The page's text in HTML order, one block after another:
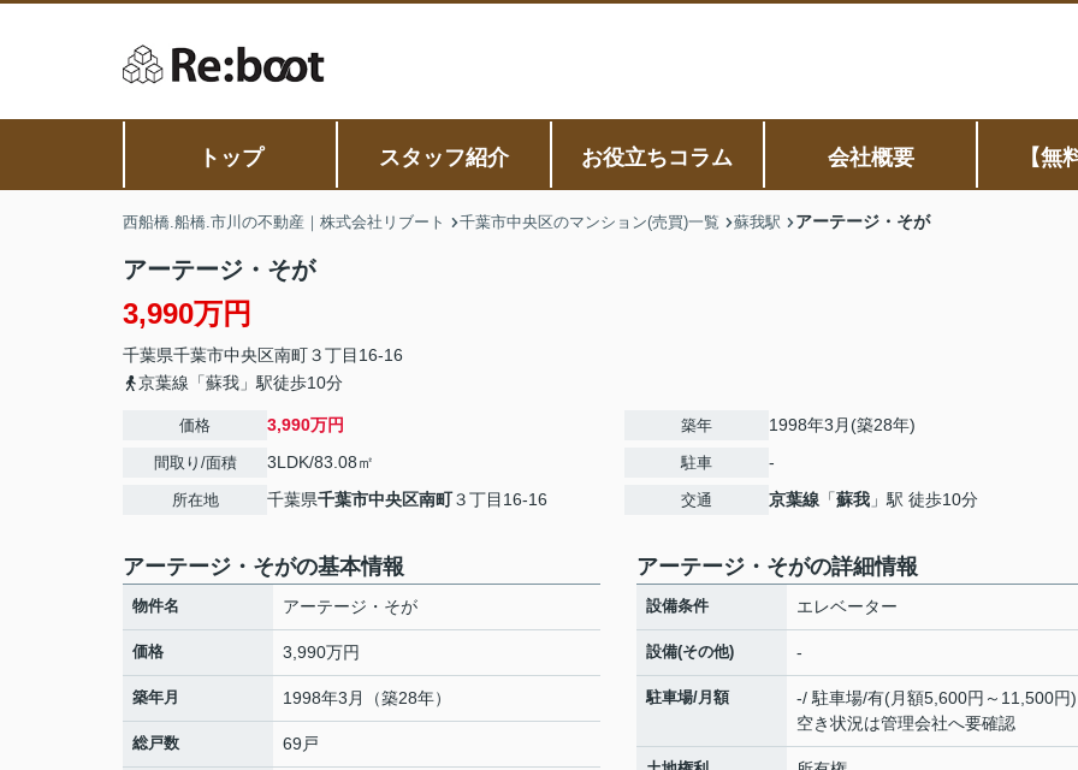
トップ スタッフ紹介 お役立ちコラム 会社概要 【無
西船橋.船橋.市川の不動産｜株式会社リブート 千葉市中央区のマンション(売買)一覧 蘇我駅 アーテージ・そが
アーテージ・そが
3,990万円
千葉県千葉市中央区南町３丁目16-16
京葉線「蘇我」駅徒歩10分
価格 3,990万円
間取り/面積 3LDK/83.08㎡
所在地 千葉県千葉市中央区南町３丁目16-16
築年 1998年3月(築28年)
駐車 -
交通 京葉線 「蘇我 」駅 徒歩10分
アーテージ・そがの基本情報
物件名 アーテージ・そが
価格 3,990万円
築年月 1998年3月（築28年）
総戸数 69戸
アーテージ・そがの詳細情報
設備条件 エレベーター
設備(その他) -
駐車場/月額
-/ 駐車場/有(月額5,600円～11,500
空き状況は管理会社へ要確認